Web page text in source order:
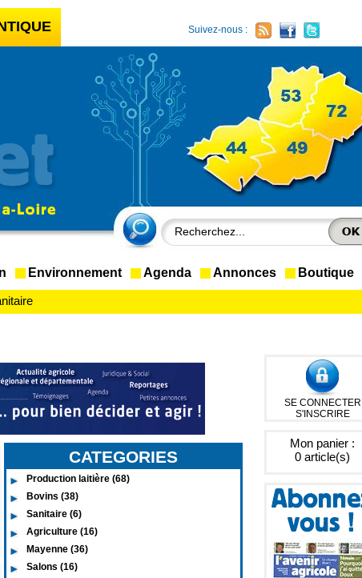
Suivez-nous :
Environnement Agenda Annonces Boutique
SE CONNECTER
S'INSCRIRE
Mon panier :
0 article(s)
CATEGORIES
Production laitière (68)
Bovins (38)
Sanitaire (6)
Agriculture (16)
Mayenne (36)
Salons (16)